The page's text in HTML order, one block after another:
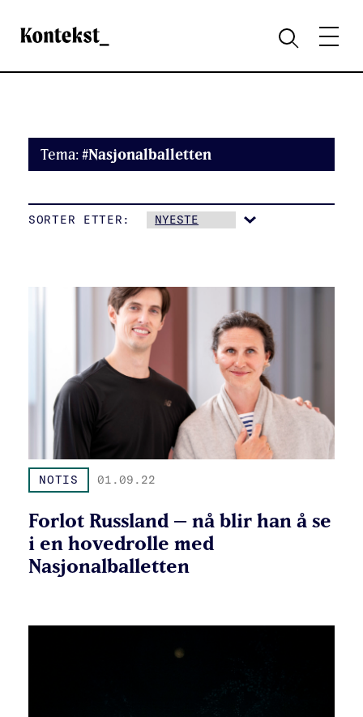
Kontekst
SØKMENY
Tema:#Nasjonalballetten
SORTER ETTER:
NOTIS 01.09.22
Forlot Russland – nå blir han å se
i en hovedrolle med
Nasjonalballetten